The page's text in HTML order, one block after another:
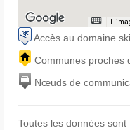
Accès au domaine
Communes proches
Nœuds de
Toutes les données sont